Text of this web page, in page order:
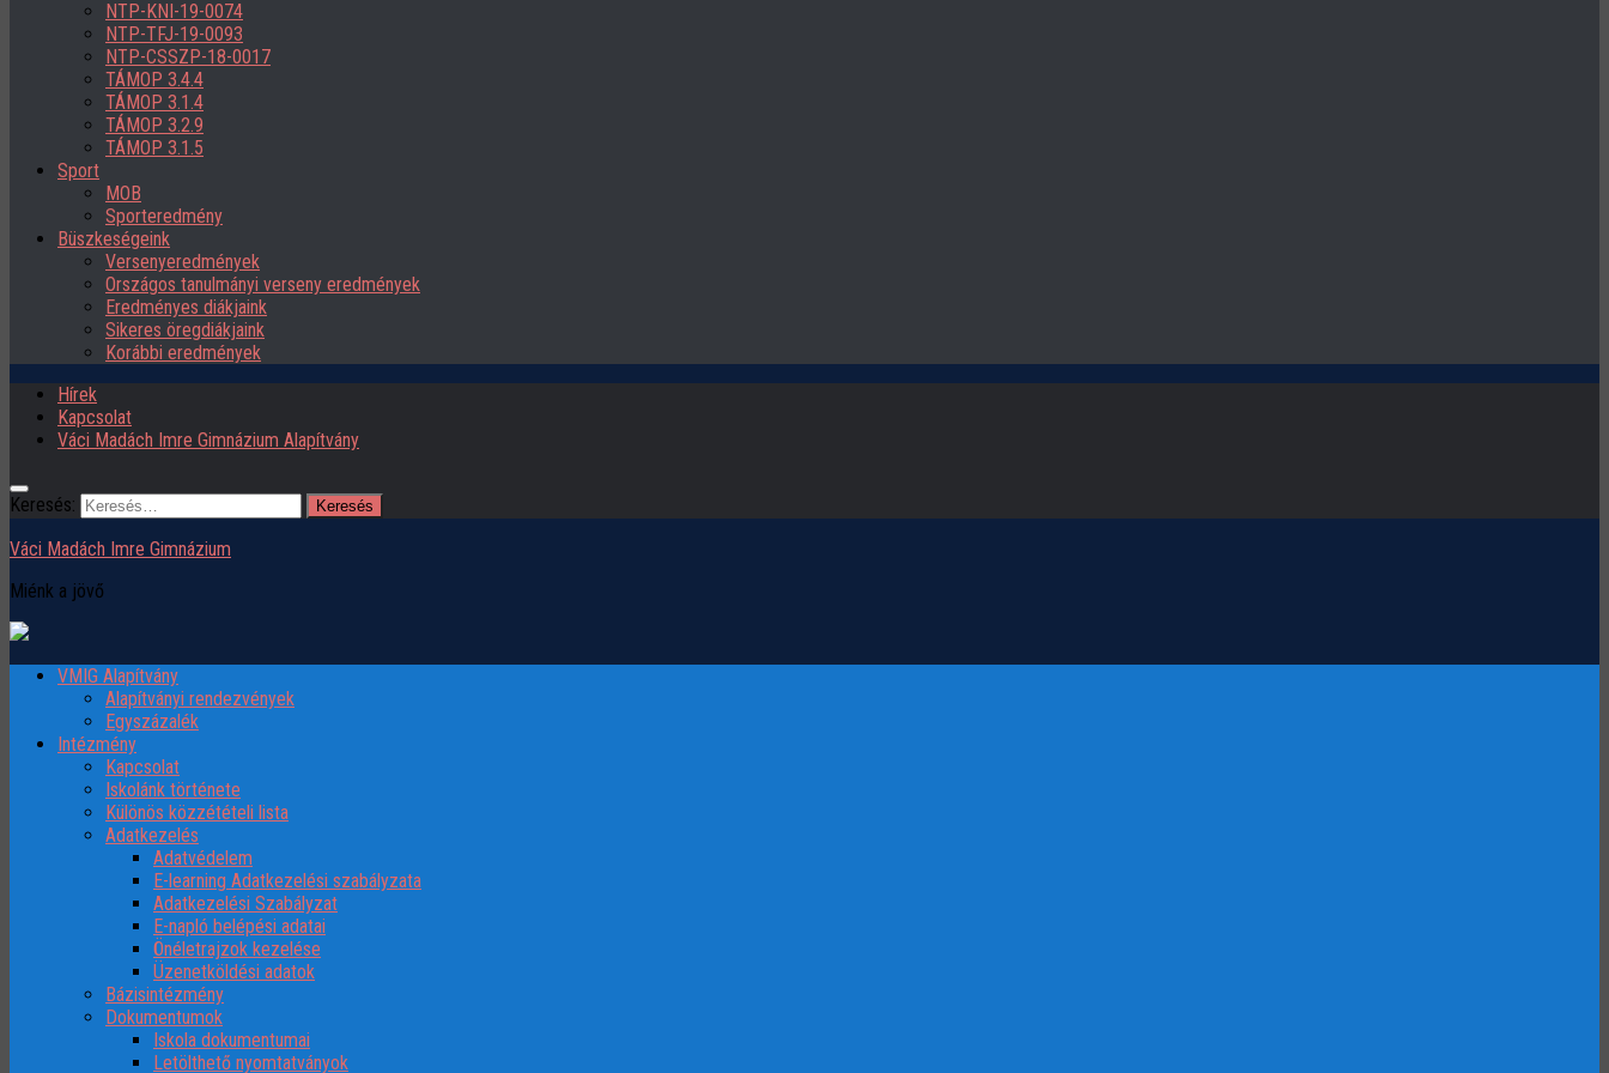
NTP-KNI-19-0074
NTP-TFJ-19-0093
NTP-CSSZP-18-0017
TÁMOP 3.4.4
TÁMOP 3.1.4
TÁMOP 3.2.9
TÁMOP 3.1.5
Sport
MOB
Sporteredmény
Büszkeségeink
Versenyeredmények
Országos tanulmányi verseny eredmények
Eredményes diákjaink
Sikeres öregdiákjaink
Korábbi eredmények
Hírek
Kapcsolat
Váci Madách Imre Gimnázium Alapítvány
Keresés:
Váci Madách Imre Gimnázium
Miénk a jövő
VMIG Alapítvány
Alapítványi rendezvények
Egyszázalék
Intézmény
Kapcsolat
Iskolánk története
Különös közzétételi lista
Adatkezelés
Adatvédelem
E-learning Adatkezelési szabályzata
Adatkezelési Szabályzat
E-napló belépési adatai
Önéletrajzok kezelése
Üzenetköldési adatok
Bázisintézmény
Dokumentumok
Iskola dokumentumai
Letölthető nyomtatványok